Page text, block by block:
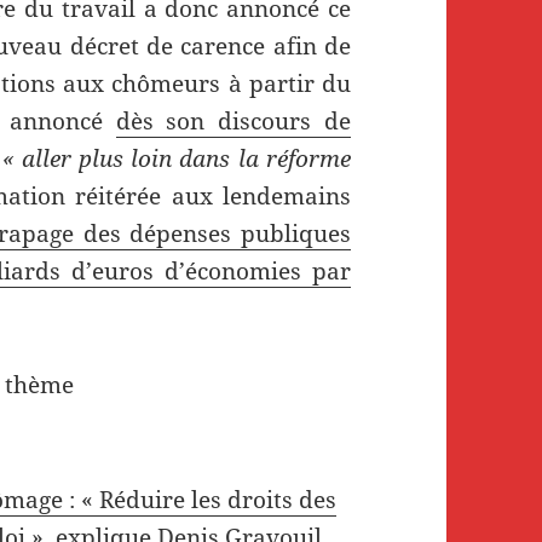
du travail a donc annoncé ce
décret de carence afin de
aux chômeurs à partir du
dès son discours de
« aller plus loin dans la réforme
réitérée aux lendemains
des dépenses publiques
d’euros d’économies par
: « Réduire les droits des